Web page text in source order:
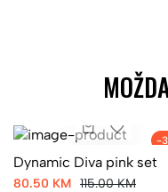
-
Dynamic Diva pink set
80.50 KM 115.00 KM